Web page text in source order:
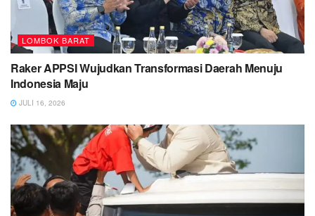
LOMBOK BARAT
Raker APPSI Wujudkan Transformasi Daerah Menuju
Indonesia Maju
JULI 16, 2026